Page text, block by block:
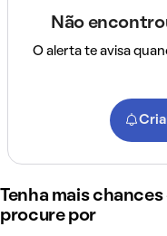
Não
O alerta te avisa
Tenha mais
procure por